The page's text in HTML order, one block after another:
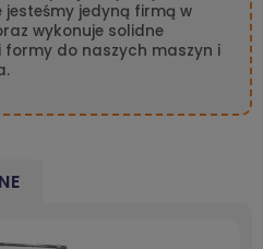
jesteśmy jedyną firmą w
wykonuje solidne
formy do naszych maszyn i